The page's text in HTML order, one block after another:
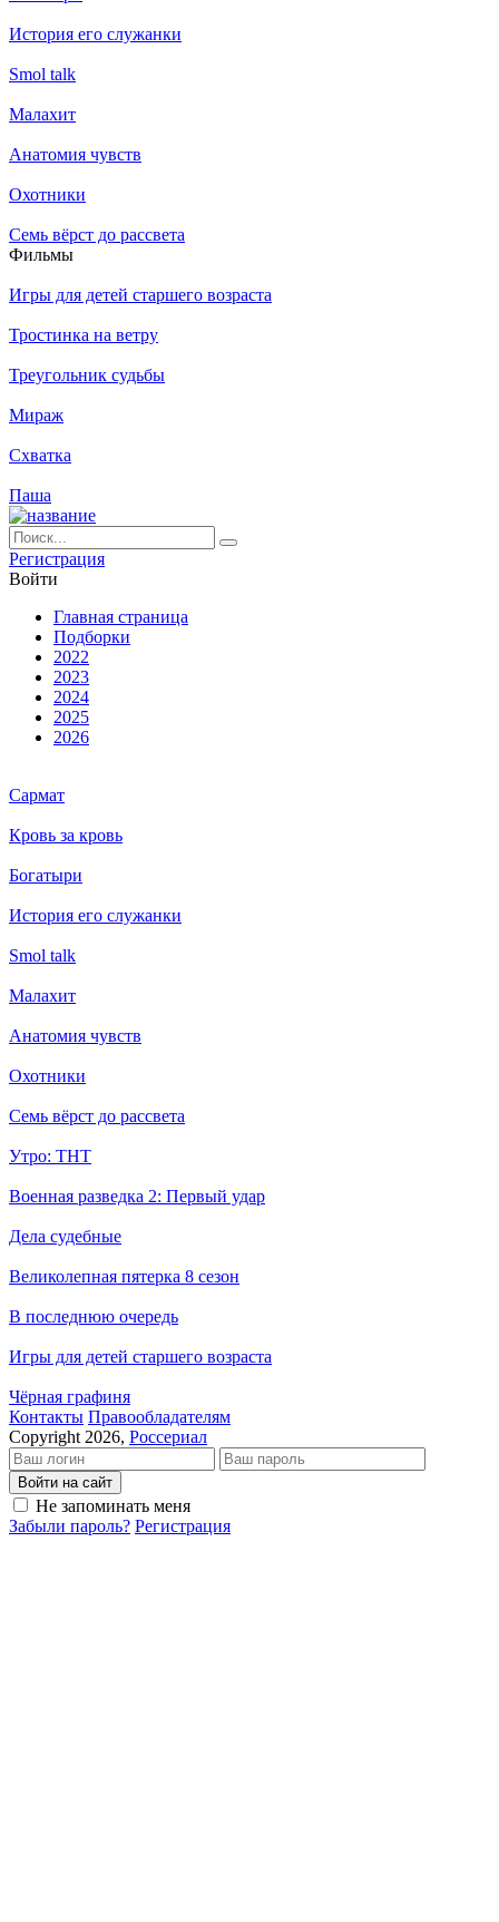
История его служанки
Smol talk
Малахит
Анатомия чувств
Охотники
Семь вёрст до рассвета
Филь­мы
Игры для детей старшего возраста
Тростинка на ветру
Треугольник судьбы
Мираж
Схватка
Паша
Ре­ги­ст­ра­ция
Вой­ти
Глав­ная стра­ни­ца
Подборки
2022
2023
2024
2025
2026
Сармат
Кровь за кровь
Богатыри
История его служанки
Smol talk
Малахит
Анатомия чувств
Охотники
Семь вёрст до рассвета
Утро: ТНТ
Военная разведка 2: Первый удар
Дела судебные
Великолепная пятерка 8 сезон
В последнюю очередь
Игры для детей старшего возраста
Чёрная графиня
Кон­так­ты Пра­во­об­ла­да­те­лям
Copyright 2026, Россериал
Войти на сайт
Не запоминать меня
Забыли пароль? Регистрация